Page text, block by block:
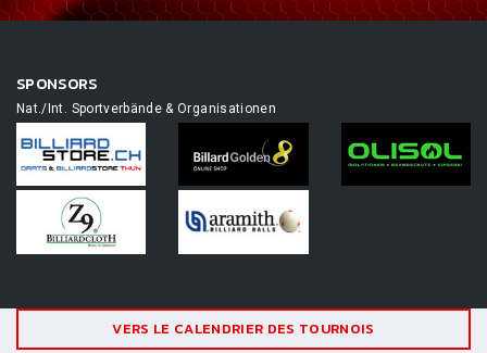
SPONSORS
Nat./Int. Sportverbände & Organisationen
VERS LE CALENDRIER DES TOURNOIS